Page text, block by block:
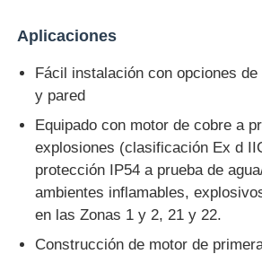
Aplicaciones
Fácil instalación con opciones
y pared
Equipado con motor de cobre a
explosiones (clasificación Ex d
protección IP54 a prueba de
ambientes inflamables,
en las Zonas 1 y 2, 21 y 22.
Construcción de motor de